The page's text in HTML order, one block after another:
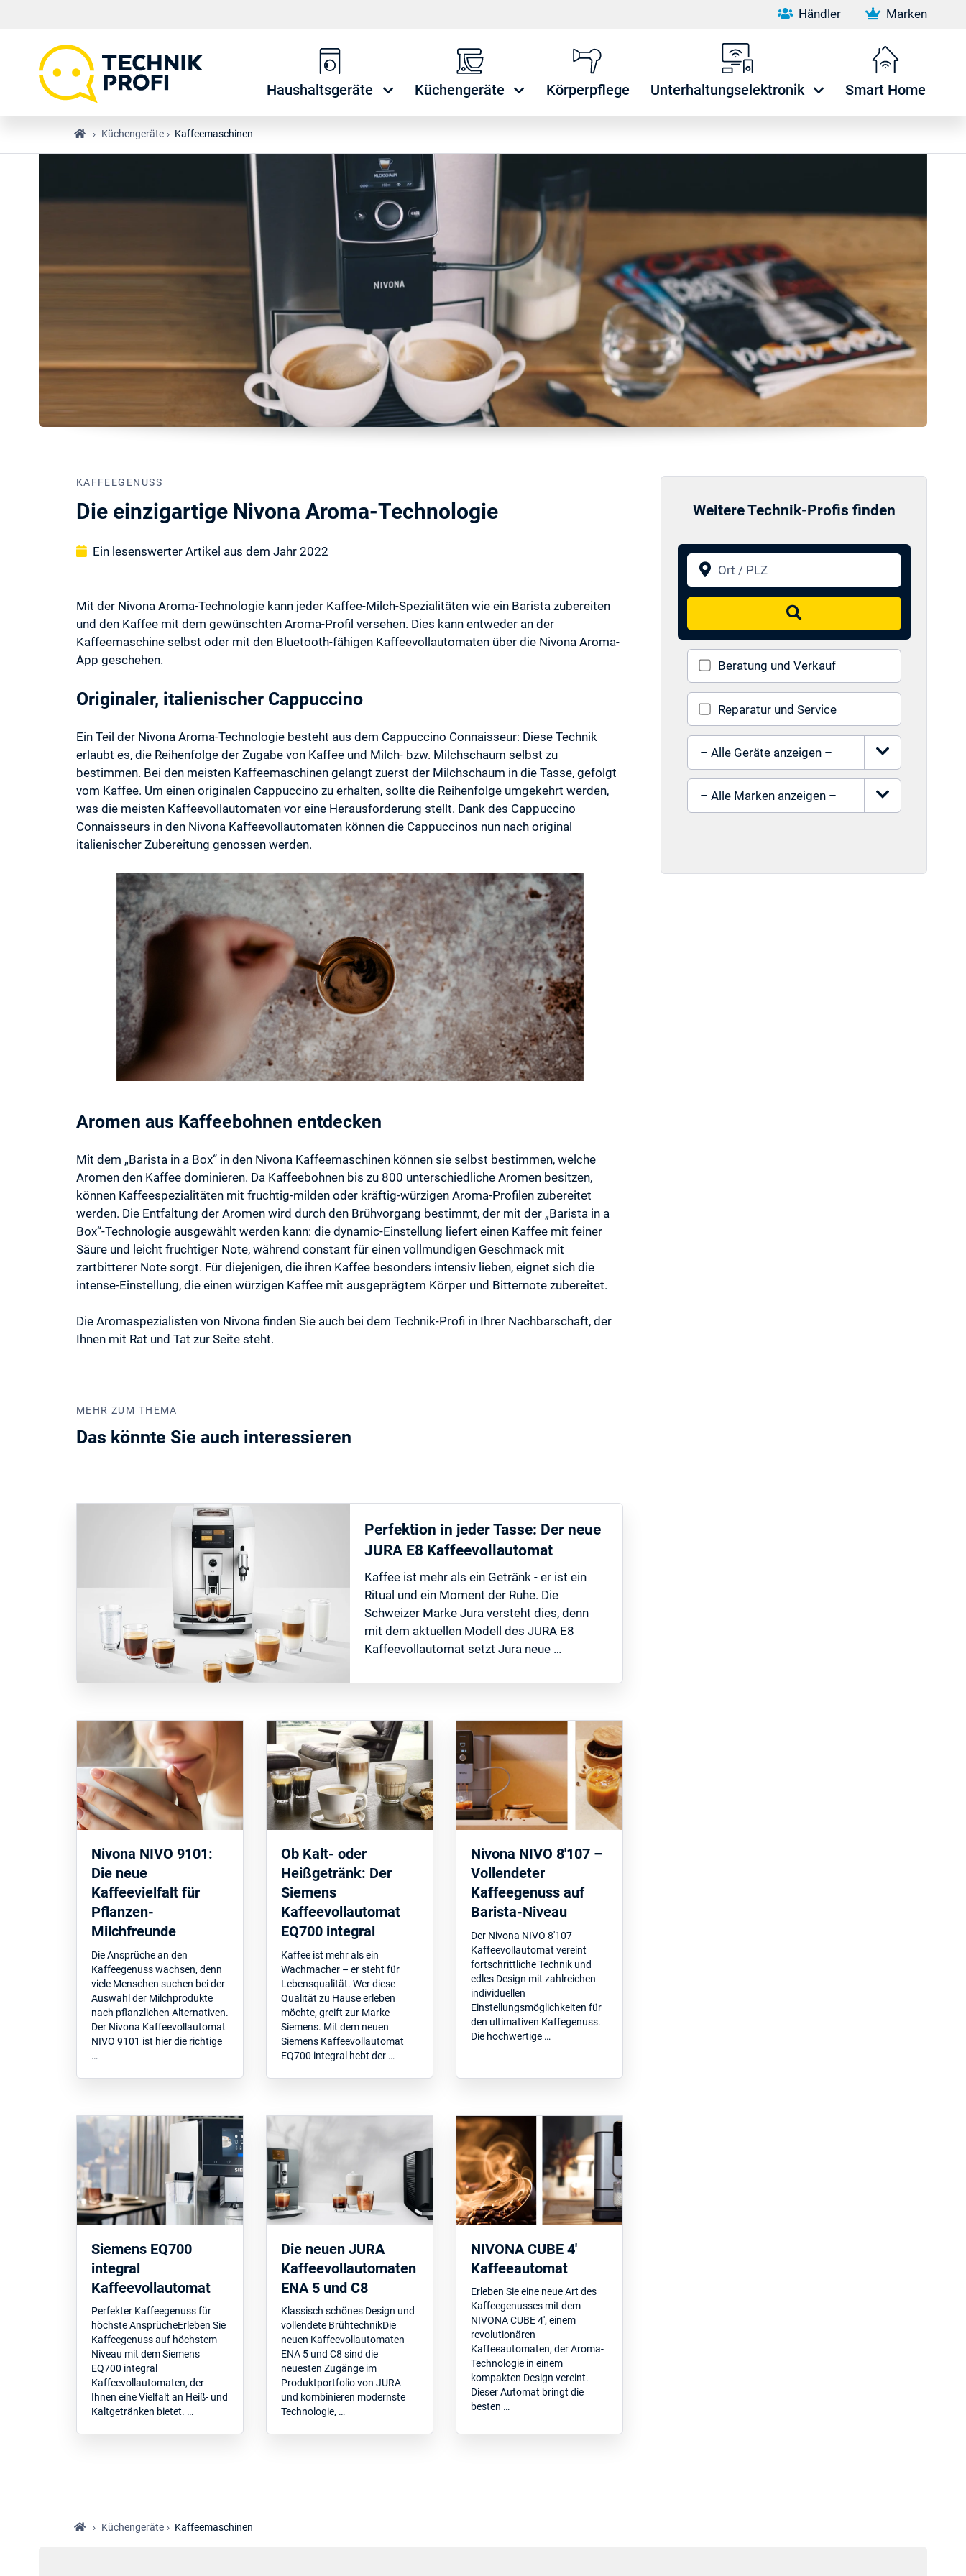
Händler Marken
Haushaltsgeräte Küchengeräte Körperpflege Unterhaltungselektronik Smart Home
› Küchengeräte › Kaffeemaschinen
KAFFEEGENUSS
Die einzigartige Nivona Aroma-Technologie
Ein lesenswerter Artikel aus dem Jahr 2022
Mit der Nivona Aroma-Technologie kann jeder Kaffee-Milch-Spezialitäten wie ein Barista zubereiten
und den Kaffee mit dem gewünschten Aroma-Profil versehen. Dies kann entweder an der
Kaffeemaschine selbst oder mit den Bluetooth-fähigen Kaffeevollautomaten über die Nivona Aroma-
App geschehen.
Originaler, italienischer Cappuccino
Ein Teil der Nivona Aroma-Technologie besteht aus dem Cappuccino Connaisseur: Diese Technik
erlaubt es, die Reihenfolge der Zugabe von Kaffee und Milch- bzw. Milchschaum selbst zu
bestimmen. Bei den meisten Kaffeemaschinen gelangt zuerst der Milchschaum in die Tasse, gefolgt
vom Kaffee. Um einen originalen Cappuccino zu erhalten, sollte die Reihenfolge umgekehrt werden,
was die meisten Kaffeevollautomaten vor eine Herausforderung stellt. Dank des Cappuccino
Connaisseurs in den Nivona Kaffeevollautomaten können die Cappuccinos nun nach original
italienischer Zubereitung genossen werden.
Aromen aus Kaffeebohnen entdecken
Mit dem „Barista in a Box“ in den Nivona Kaffeemaschinen können sie selbst bestimmen, welche
Aromen den Kaffee dominieren. Da Kaffeebohnen bis zu 800 unterschiedliche Aromen besitzen,
können Kaffeespezialitäten mit fruchtig-milden oder kräftig-würzigen Aroma-Profilen zubereitet
werden. Die Entfaltung der Aromen wird durch den Brühvorgang bestimmt, der mit der „Barista in a
Box“-Technologie ausgewählt werden kann: die dynamic-Einstellung liefert einen Kaffee mit feiner
Säure und leicht fruchtiger Note, während constant für einen vollmundigen Geschmack mit
zartbitterer Note sorgt. Für diejenigen, die ihren Kaffee besonders intensiv lieben, eignet sich die
intense-Einstellung, die einen würzigen Kaffee mit ausgeprägtem Körper und Bitternote zubereitet.
Die Aromaspezialisten von Nivona finden Sie auch bei dem Technik-Profi in Ihrer Nachbarschaft, der
Ihnen mit Rat und Tat zur Seite steht.
MEHR ZUM THEMA
Das könnte Sie auch interessieren
Perfektion in jeder Tasse: Der neue
JURA E8 Kaffeevollautomat
Kaffee ist mehr als ein Getränk - er ist ein
Ritual und ein Moment der Ruhe. Die
Schweizer Marke Jura versteht dies, denn
mit dem aktuellen Modell des JURA E8
Kaffeevollautomat setzt Jura neue …
Nivona NIVO 9101:
Die neue
Kaffeevielfalt für
Pflanzen-
Milchfreunde
Die Ansprüche an den
Kaffeegenuss wachsen, denn
viele Menschen suchen bei der
Auswahl der Milchprodukte
nach pflanzlichen Alternativen.
Der Nivona Kaffeevollautomat
NIVO 9101 ist hier die richtige
…
Ob Kalt- oder
Heißgetränk: Der
Siemens
Kaffeevollautomat
EQ700 integral
Kaffee ist mehr als ein
Wachmacher – er steht für
Lebensqualität. Wer diese
Qualität zu Hause erleben
möchte, greift zur Marke
Siemens. Mit dem neuen
Siemens Kaffeevollautomat
EQ700 integral hebt der …
Nivona NIVO 8'107 –
Vollendeter
Kaffeegenuss auf
Barista-Niveau
Der Nivona NIVO 8'107
Kaffeevollautomat vereint
fortschrittliche Technik und
edles Design mit zahlreichen
individuellen
Einstellungsmöglichkeiten für
den ultimativen Kaffegenuss.
Die hochwertige …
Siemens EQ700
integral
Kaffeevollautomat
Perfekter Kaffeegenuss für
höchste AnsprücheErleben Sie
Kaffeegenuss auf höchstem
Niveau mit dem Siemens
EQ700 integral
Kaffeevollautomaten, der
Ihnen eine Vielfalt an Heiß- und
Kaltgetränken bietet. …
Die neuen JURA
Kaffeevollautomaten
ENA 5 und C8
Klassisch schönes Design und
vollendete BrühtechnikDie
neuen Kaffeevollautomaten
ENA 5 und C8 sind die
neuesten Zugänge im
Produktportfolio von JURA
und kombinieren modernste
Technologie, …
NIVONA CUBE 4'
Kaffeeautomat
Erleben Sie eine neue Art des
Kaffeegenusses mit dem
NIVONA CUBE 4', einem
revolutionären
Kaffeeautomaten, der Aroma-
Technologie in einem
kompakten Design vereint.
Dieser Automat bringt die
besten …
Weitere Technik-Profis finden
Ort / PLZ
Suchen
Beratung und Verkauf
Reparatur und Service
Gerät auswählen
Marke auswählen
› Küchengeräte › Kaffeemaschinen